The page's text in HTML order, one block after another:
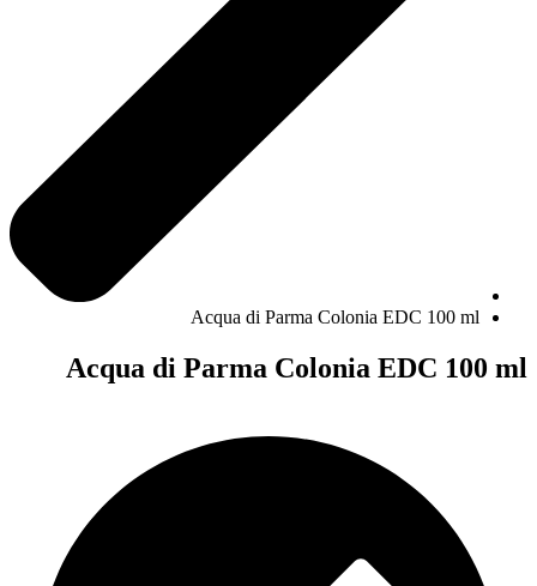
Acqua di Parma Colonia EDC 100 ml
Acqua di Parma Colonia EDC 100 ml